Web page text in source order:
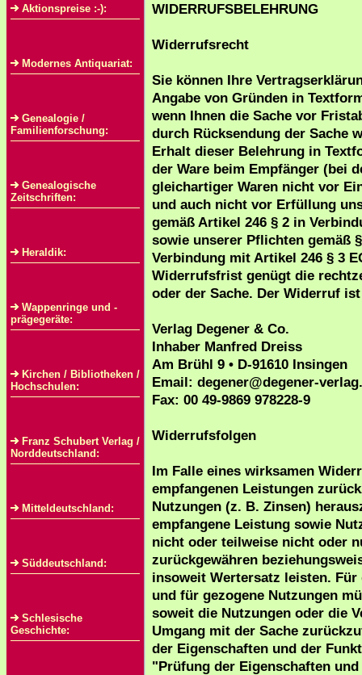
Aktionspreise :-):
Modernes Antiquariat:
Genealogie /
Familienforschung:
Genealogische
Zeitschriften:
Heraldik:
Wappenringe und -
prägegeräte:
Kirchen / Bibliotheken /
Hochschulen:
Franz Schubert Verlag /
Norddeutschland:
Mitteldeutschland:
Süddeutschland:
Schlesische
Geschichte:
WIDERRUFSBELEHRUNG
Widerrufsrecht
Sie können Ihre
Angabe von Gründen in
wenn Ihnen die Sache vor
durch Rücksendung der Sache
Erhalt dieser Belehrung in
der Ware beim Empfänger (bei
gleichartiger Waren nicht vor
und auch nicht vor Erfüllung
gemäß Artikel 246 § 2 in
sowie unserer Pflichten gemäß
Verbindung mit Artikel 246 § 3
Widerrufsfrist genügt die
oder der Sache. Der Widerruf
Verlag Degener & Co.
Inhaber Manfred Dreiss
Am Brühl 9 • D-91610 Insingen
Email: degener@degener-
Fax: 00 49-9869 978228-9
Widerrufsfolgen
Im Falle eines wirksamen
empfangenen Leistungen
Nutzungen (z. B. Zinsen)
empfangene Leistung sowie
nicht oder teilweise nicht oder
zurückgewähren
insoweit Wertersatz leisten.
und für gezogene Nutzungen
soweit die Nutzungen oder die
Umgang mit der Sache
der Eigenschaften und der
"Prüfung der Eigenschaften